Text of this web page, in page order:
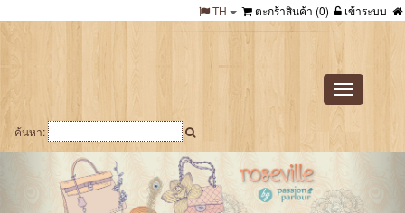
เข้าระบบ
ตะกร้าสินค้า (0)
TH
Toggle
navigation
ค้นหา: